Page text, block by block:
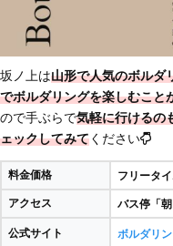
坂ノ上は山形で人気のボルダ
でボルダリングを楽しむこと
ので手ぶらで気軽に行けるの
ェックしてみてください
料金価格 フリータ
アクセス バス停「
公式サイト ボルダリ